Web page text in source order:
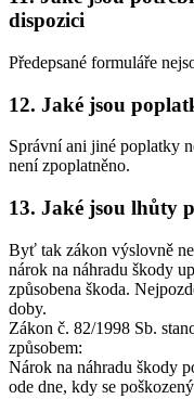
dispozici
Předepsané formuláře
12. Jaké jsou
Správní ani jiné poplatky
není zpoplatněno.
13. Jaké jsou lhůty
Byť tak zákon výslovně
nárok na náhradu škody
způsobena škoda.
doby.
Zákon č. 82/1998 Sb.
způsobem:
Nárok na náhradu škody
ode dne, kdy se